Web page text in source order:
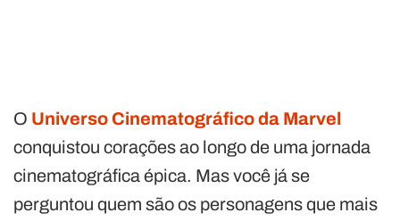
O Universo Cinematográfico da Marvel
conquistou corações ao longo de uma jornada
cinematográfica épica. Mas você já se
perguntou quem são os personagens que mais